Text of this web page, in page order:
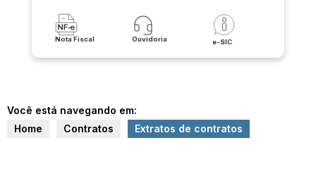
Nota Fiscal Ouvidoria e-SIC
Você está navegando em:
Home
Contratos Extratos de contratos